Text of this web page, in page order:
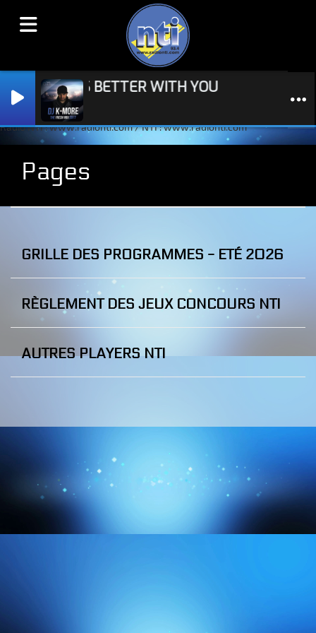
Radio NTI : www.radionti.com / NTI : www.radionti.com
SOUNDS BETTER WITH YOU
Pages
GRILLE DES PROGRAMMES - ETÉ 2026
RÈGLEMENT DES JEUX CONCOURS NTI
AUTRES PLAYERS NTI